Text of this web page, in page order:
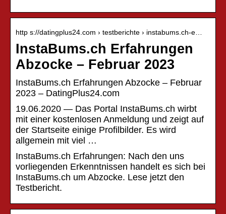
http s://datingplus24.com › testberichte › instabums.ch-e…
InstaBums.ch Erfahrungen
Abzocke – Februar 2023
InstaBums.ch Erfahrungen Abzocke – Februar
2023 – DatingPlus24.com
19.06.2020 — Das Portal InstaBums.ch wirbt
mit einer kostenlosen Anmeldung und zeigt auf
der Startseite einige Profilbilder. Es wird
allgemein mit viel …
InstaBums.ch Erfahrungen: Nach den uns
vorliegenden Erkenntnissen handelt es sich bei
InstaBums.ch um Abzocke. Lese jetzt den
Testbericht.